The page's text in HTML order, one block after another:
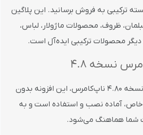
ترکیبی به فروش برسانید. این پلاگین
ظروف، محصولات ماژولار، لباس،
محصولات ترکیبی ایده‌آل است.
نسخه 4.8
با پشتیبانی کامل از نسخه 4.80 ناپ‌کامرس، این افزونه بدون
خاص، آماده نصب و استفاده است و به
شما هماهنگ می‌شود.